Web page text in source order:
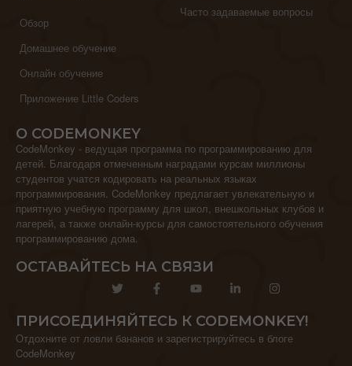
Обзор
Домашнее обучение
Онлайн обучение
Приложение Little Coders
Часто задаваемые вопросы
О CODEMONKEY
CodeMonkey - ведущая программа по программированию для
детей. Благодаря отмеченным наградами курсам миллионы
студентов учатся кодировать на реальных языках
программирования. CodeMonkey предлагает увлекательную и
приятную учебную программу для школ, внешкольных клубов и
лагерей, а также онлайн-курсы для самостоятельного обучения
программированию дома.
ОСТАВАЙТЕСЬ НА СВЯЗИ
ПРИСОЕДИНЯЙТЕСЬ К CODEMONKEY!
Отдохните от ловли бананов и зарегистрируйтесь в блоге
CodeMonkey